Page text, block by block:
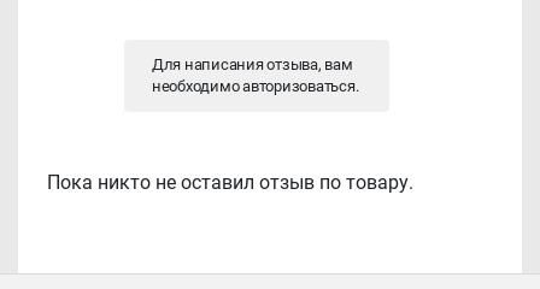
Пока никто не оставил отзыв по товару.
Для написания отзыва, вам
необходимоавторизоваться.